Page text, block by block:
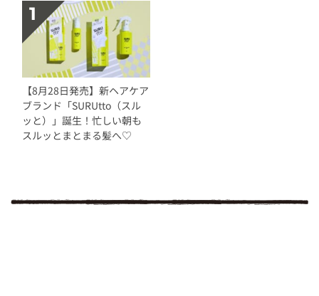
【8月28日発売】新ヘアケア
ブランド「SURUtto（スル
ッと）」誕生！忙しい朝も
スルッとまとまる髪へ♡